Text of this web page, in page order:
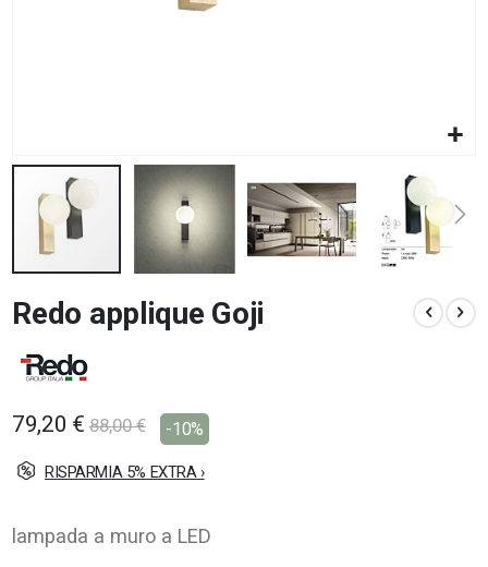
all'inizio
della
galleria
di
Redo applique Goji
79,20 € 88,00 € -10%
RISPARMIA 5% EXTRA ›
lampada a muro a LED